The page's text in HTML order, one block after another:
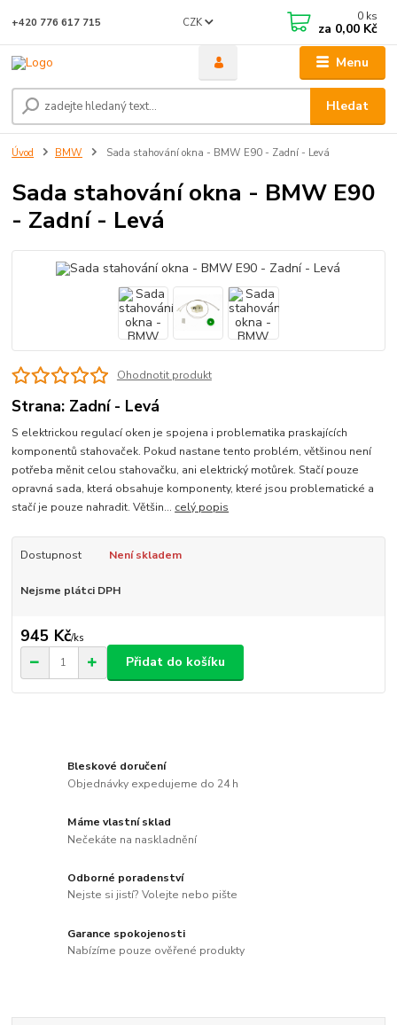
Menu
CZK
Hledat
+420 776 617 715 0 ks
za 0,00 Kč
Úvod BMW Sada stahování okna - BMW E90 - Zadní - Levá
Sada stahování okna - BMW E90
- Zadní - Levá
Ohodnotit produkt
Strana: Zadní - Levá
S elektrickou regulací oken je spojena i problematika praskajících
komponentů stahovaček. Pokud nastane tento problém, většinou není
potřeba měnit celou stahovačku, ani elektrický motůrek. Stačí pouze
opravná sada, která obsahuje komponenty, které jsou problematické a
stačí je pouze nahradit. Většin... celý popis
Dostupnost Není skladem
Nejsme plátci DPH
945 Kč/ks
Přidat do košíku
Bleskové doručení
Objednávky expedujeme do 24 h
Máme vlastní sklad
Nečekáte na naskladnění
Odborné poradenství
Nejste si jistí? Volejte nebo pište
Garance spokojenosti
Nabízíme pouze ověřené produkty